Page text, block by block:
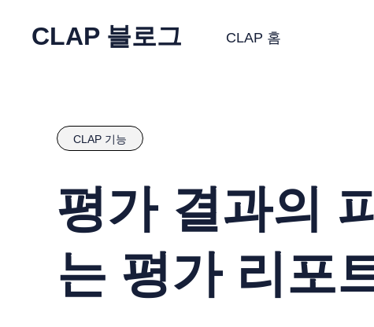
CLAP 블로그 CLAP 홈
CLAP 기능
평가 결과의
는 평가 리포